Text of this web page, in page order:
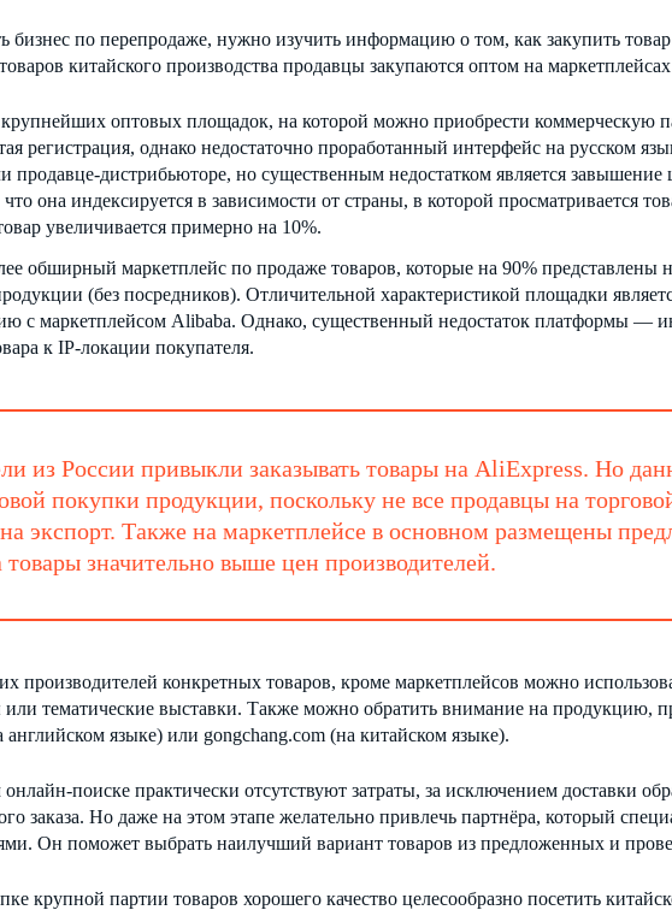
бизнес по перепродаже, нужно изучить информацию о том, как закупить
китайского производства продавцы закупаются оптом на
оптовых площадок, на которой можно приобрести коммерческую
регистрация, однако недостаточно проработанный интерфейс на русском
продавце-дистрибьюторе, но существенным недостатком является завышение
она индексируется в зависимости от страны, в которой просматривается
увеличивается примерно на 10%.
обширный маркетплейс по продаже товаров, которые на 90% представлены
(без посредников). Отличительной характеристикой площадки
с маркетплейсом Alibaba. Однако, существенный недостаток платформы —
к IP-локации покупателя.
из России привыкли заказывать товары на AliExpress. Но
покупки продукции, поскольку не все продавцы на
экспорт. Также на маркетплейсе в основном размещены
значительно выше цен производителей.
производителей конкретных товаров, кроме маркетплейсов можно
тематические выставки. Также можно обратить внимание на продукцию,
языке) или gongchang.com (на китайском языке).
поиске практически отсутствуют затраты, за исключением доставки
заказа. Но даже на этом этапе желательно привлечь партнёра, который
Он поможет выбрать наилучший вариант товаров из предложенных и
крупной партии товаров хорошего качество целесообразно посетить